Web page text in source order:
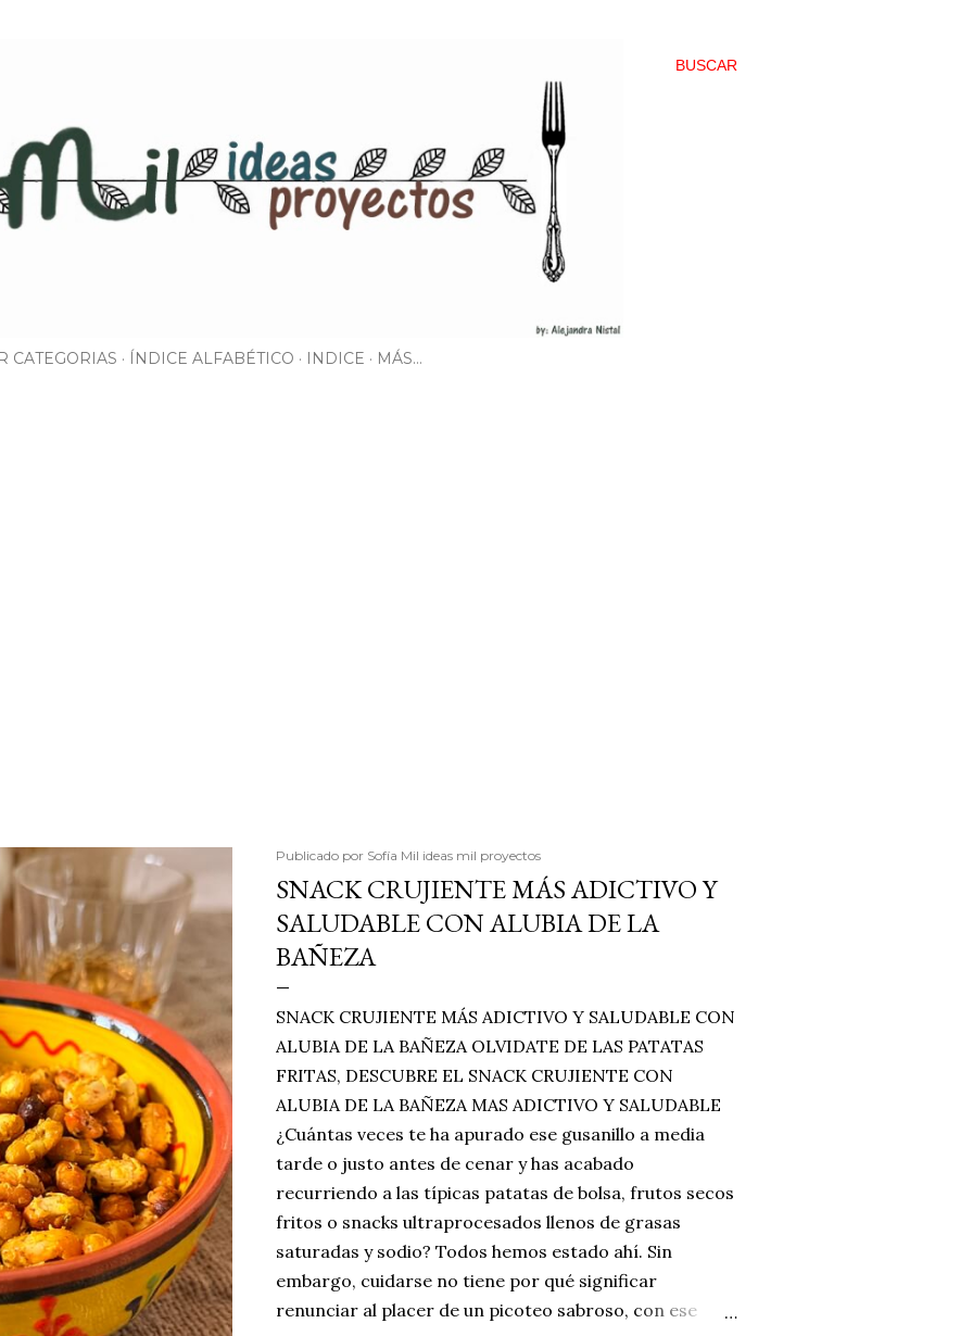
BUSCAR
CATEGORIAS ÍNDICE ALFABÉTICO INDICE MÁS…
Publicado por Sofía Mil ideas mil proyectos
SNACK CRUJIENTE MÁS ADICTIVO Y
SALUDABLE CON ALUBIA DE LA
BAÑEZA
SNACK CRUJIENTE MÁS ADICTIVO Y SALUDABLE CON
ALUBIA DE LA BAÑEZA OLVIDATE DE LAS PATATAS
FRITAS, DESCUBRE EL SNACK CRUJIENTE CON
ALUBIA DE LA BAÑEZA MAS ADICTIVO Y SALUDABLE
¿Cuántas veces te ha apurado ese gusanillo a media
tarde o justo antes de cenar y has acabado
recurriendo a las típicas patatas de bolsa, frutos secos
fritos o snacks ultraprocesados llenos de grasas
saturadas y sodio? Todos hemos estado ahí. Sin
embargo, cuidarse no tiene por qué significar
renunciar al placer de un picoteo sabroso, con ese